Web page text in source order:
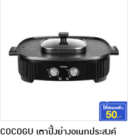
COCOGU เตาปิ้งย่างอเนกประสงค์